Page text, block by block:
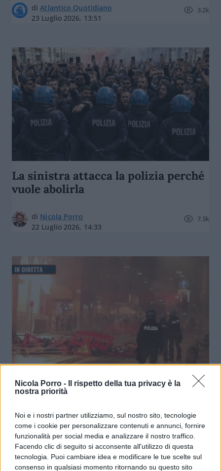
Nicola Porro -
Il rispetto della tua privacy è la
nostra priorità
Noi e i nostri partner utilizziamo, sul nostro sito, tecnologie
come i cookie per personalizzare contenuti e annunci, fornire
funzionalità per social media e analizzare il nostro traffico.
Facendo clic di seguito si acconsente all'utilizzo di questa
tecnologia. Puoi cambiare idea e modificare le tue scelte sul
consenso in qualsiasi momento ritornando su questo sito
diAtlantico Quotidiano
23 Luglio 2026, 13:51
3.2k
La sinistra attacca la polizia perché
vuole abolirla
di Nicola Porro
22 Luglio 2026, 14:33
7.3k
Bologna, la giustizia non si fa in
piazza
diAntonella Gramigna
22 Luglio 2026, 5:53
3.8k